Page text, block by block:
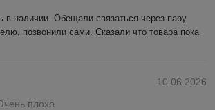
в наличии. Обещали связаться через пару
позвонили сами. Сказали что товара пока
10.06.2026
плохо